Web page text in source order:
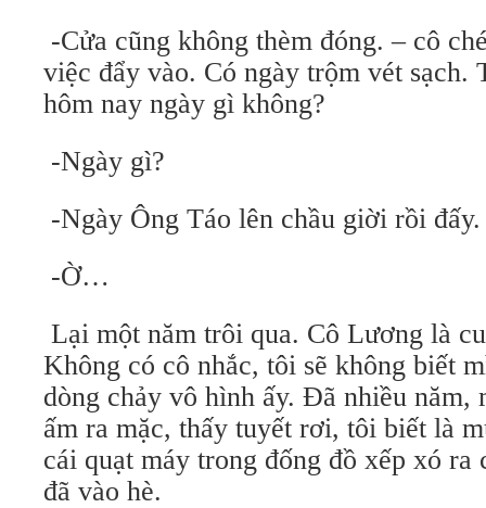
-Cửa cũng không thèm đóng. – cô
việc đẩy vào. Có ngày trộm vét sạch.
hôm nay ngày gì không?
-Ngày gì?
-Ngày Ông Táo lên chầu giời rồi đấy.
-Ờ…
Lại một năm trôi qua. Cô Lương là
Không có cô nhắc, tôi sẽ không biết
dòng chảy vô hình ấy. Đã nhiều năm,
ấm ra mặc, thấy tuyết rơi, tôi biết là
cái quạt máy trong đống đồ xếp xó ra
đã vào hè.